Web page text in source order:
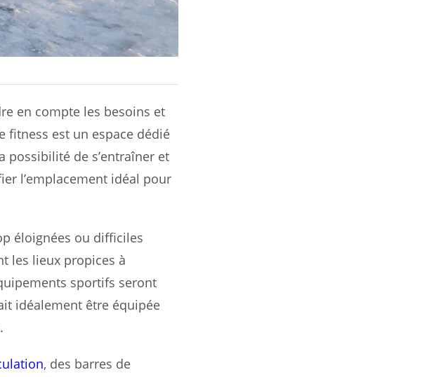
en compte les besoins et
fitness est un espace dédié
possibilité de s’entraîner et
l’emplacement idéal pour
éloignées ou difficiles
les lieux propices à
sportifs seront
idéalement être équipée
, des barres de